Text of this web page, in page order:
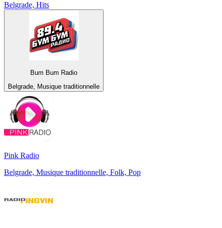
Belgrade, Hits
Bum Bum Radio
Belgrade, Musique traditionnelle
Pink Radio
Belgrade, Musique traditionnelle, Folk, Pop